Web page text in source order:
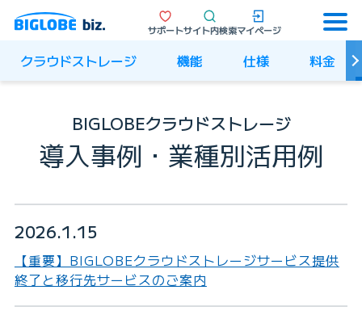
サポートサイト内検索マイページ
クラウドストレージ 機能 仕様 料金
BIGLOBEクラウドストレージ
導入事例・業種別活用例
2026.1.15
【重要】BIGLOBEクラウドストレージサービス提供
終了と移行先サービスのご案内